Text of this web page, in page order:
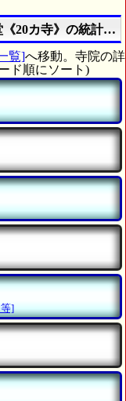
20カ寺》の統計情
覧]へ移動。寺院の詳
ド順にソート)
]